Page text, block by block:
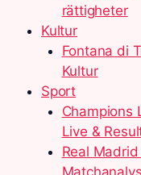
rättigheter
Kultur
Fontana di
Kultur
Sport
Champions
Live &
Real
Matchanalys